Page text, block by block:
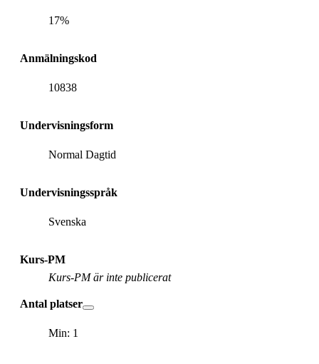
17%
Anmälningskod
10838
Undervisningsform
Normal Dagtid
Undervisningsspråk
Svenska
Kurs-PM
Kurs-PM är inte publicerat
Antal platser
Min: 1